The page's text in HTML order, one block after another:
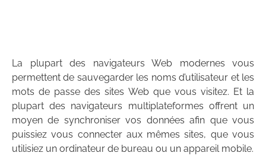
La plupart des navigateurs Web modernes vous
permettent de sauvegarder les noms d’utilisateur et les
mots de passe des sites Web que vous visitez. Et la
plupart des navigateurs multiplateformes offrent un
moyen de synchroniser vos données afin que vous
puissiez vous connecter aux mêmes sites, que vous
utilisiez un ordinateur de bureau ou un appareil mobile.